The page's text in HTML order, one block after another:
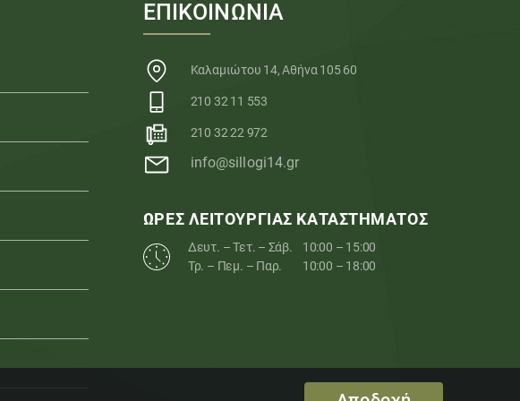
ΕΠΙΚΟΙΝΩΝΙΑ
Καλαμιώτου 14, Αθήνα 105 60
210 32 11 553
210 32 22 972
info@sillogi14.gr
ΩΡΕΣ ΛΕΙΤΟΥΡΓΙΑΣ ΚΑΤΑΣΤΗΜΑΤΟΣ
Δευτ. – Τετ. – Σάβ.
10:00 – 15:00
Τρ. – Πεμ. – Παρ.
10:00 – 18:00